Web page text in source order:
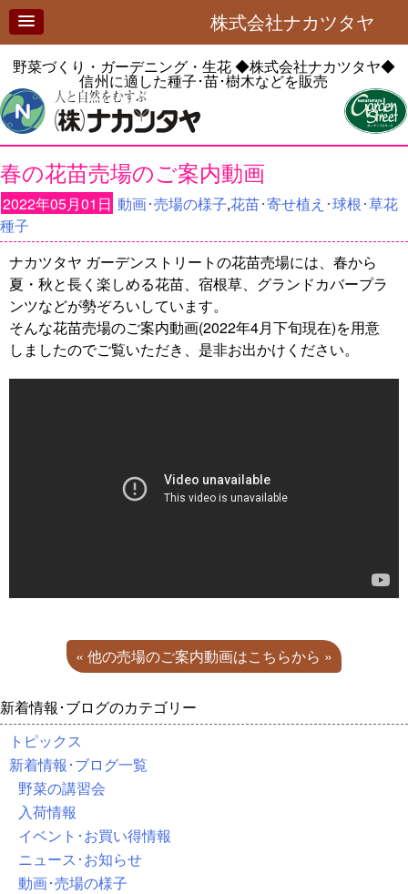
株式会社ナカツタヤ
野菜づくり・ガーデニング・生花◆株式会社ナカツタヤ◆
信州に適した種子･苗･樹木などを販売
春の花苗売場のご案内動画
2022年05月01日 動画･売場の様子,花苗･寄せ植え･球根･草花
種子
ナカツタヤ ガーデンストリートの花苗売場には、春から
夏・秋と長く楽しめる花苗、宿根草、グランドカバープラ
ンツなどが勢ぞろいしています。
そんな花苗売場のご案内動画(2022年4月下旬現在)を用意
しましたのでご覧いただき、是非お出かけください。
« 他の売場のご案内動画はこちらから »
新着情報･ブログのカテゴリー
トピックス
新着情報･ブログ一覧
野菜の講習会
入荷情報
イベント･お買い得情報
ニュース･お知らせ
動画･売場の様子